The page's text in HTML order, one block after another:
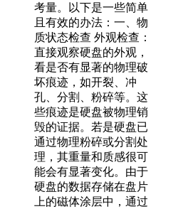
考量。以下是一些简单
且有效的办法：一、物
质状态检查 外观检查：
直接观察硬盘的外观，
看是否有显著的物理破
坏痕迹，如开裂、冲
孔、分割、粉碎等。这
些痕迹是硬盘被物理销
毁的证据。若是硬盘已
通过物理粉碎或分割处
理，其重量和质感很可
能会有显著变化。由于
硬盘的数据存储在盘片
上的磁体涂层中，通过